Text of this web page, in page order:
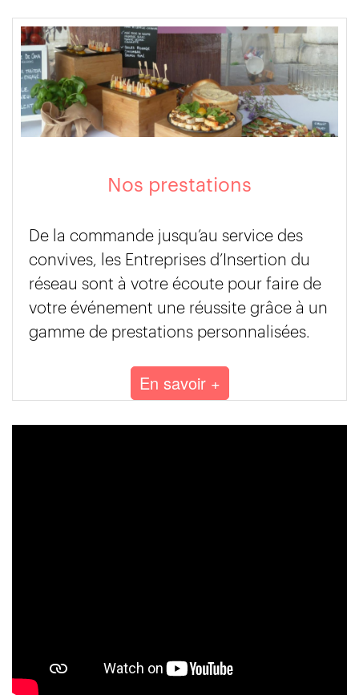
Nos prestations
De la commande jusqu’au service des
convives, les Entreprises d’Insertion du
réseau sont à votre écoute pour faire de
votre événement une réussite grâce à un
gamme de prestations personnalisées.
En savoir +